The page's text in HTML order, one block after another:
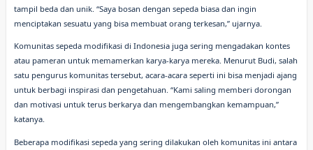
tampil beda dan unik. “Saya bosan dengan sepeda biasa dan ingin
menciptakan sesuatu yang bisa membuat orang terkesan,” ujarnya.
Komunitas sepeda modifikasi di Indonesia juga sering mengadakan kontes
atau pameran untuk memamerkan karya-karya mereka. Menurut Budi, salah
satu pengurus komunitas tersebut, acara-acara seperti ini bisa menjadi ajang
untuk berbagi inspirasi dan pengetahuan. “Kami saling memberi dorongan
dan motivasi untuk terus berkarya dan mengembangkan kemampuan,”
katanya.
Beberapa modifikasi sepeda yang sering dilakukan oleh komunitas ini antara